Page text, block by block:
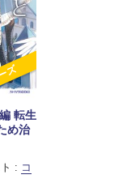
ズ
転生
め治
: コ